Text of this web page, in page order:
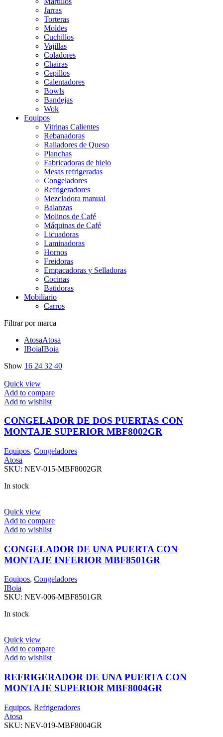
Jarras
Torteras
Moldes
Cuchillos
Vajillas
Coladores
Chairas
Cepillos
Calentadores
Bowls
Bandejas
Wok
Equipos
Vitrinas Calientes
Rebanadoras
Ralladores de Queso
Planchas
Fabricadoras de hielo
Mesas refrigeradas
Congeladores
Refrigeradores
Mezcladora manual
Balanzas
Molinos de Café
Máquinas de Café
Licuadoras
Laminadoras
Hornos
Freidoras
Empacadoras y Selladoras
Cocinas
Batidoras
Mobiliario
Carros
Filtrar por marca
AtosaAtosa
IBoiaIBoia
Show 16 24 32 40
Quick view
Add to compare
Add to wishlist
CONGELADOR DE DOS PUERTAS CON
MONTAJE SUPERIOR MBF8002GR
Equipos, Congeladores
Atosa
SKU: NEV-015-MBF8002GR
In stock
Quick view
Add to compare
Add to wishlist
CONGELADOR DE UNA PUERTA CON
MONTAJE INFERIOR MBF8501GR
Equipos, Congeladores
IBoia
SKU: NEV-006-MBF8501GR
In stock
Quick view
Add to compare
Add to wishlist
REFRIGERADOR DE UNA PUERTA CON
MONTAJE SUPERIOR MBF8004GR
Equipos, Refrigeradores
Atosa
SKU: NEV-019-MBF8004GR